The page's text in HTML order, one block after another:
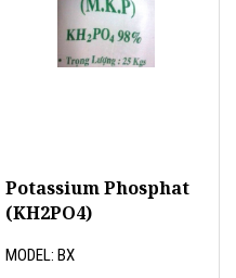
Potassium Phosphat
(KH2PO4)
MODEL: BX